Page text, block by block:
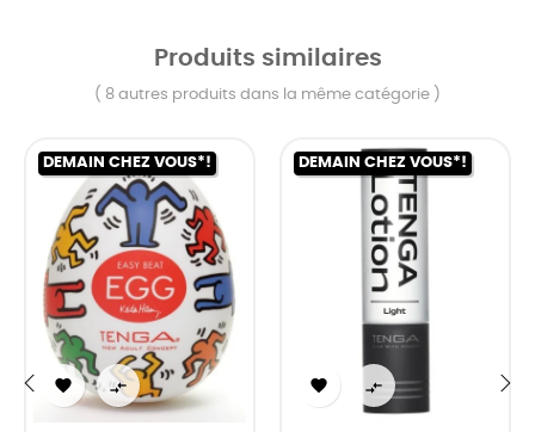
Produits similaires
( 8 autres produits dans la même catégorie )
DEMAIN CHEZ VOUS*!
 
DEMAIN CHEZ VOUS*!
 